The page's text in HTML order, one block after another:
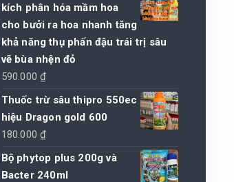
kích phân hóa mầm hoa
cho bưởi ra hoa nhanh tăng
khả năng thụ phấn đậu trái trị sâu
vẽ bùa nhện đỏ
590.000₫
Thuốc trừ sâu thipro 550ec
hiệu Dragon gold 600
180.000₫
Bộ phytop plus 200g và
Bacter 240ml